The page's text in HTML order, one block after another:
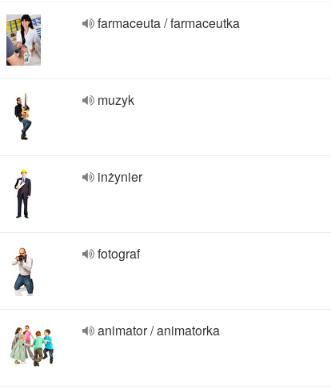
farmaceuta / farmaceutka
muzyk
inżynier
fotograf
animator / animatorka